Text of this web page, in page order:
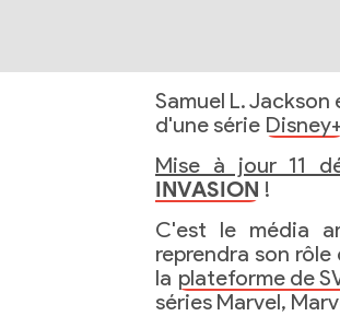
Samuel L.
d'une série
Mise à jour 11
INVASION !
C'est le média
reprendra son
la plateforme de
séries Marvel,